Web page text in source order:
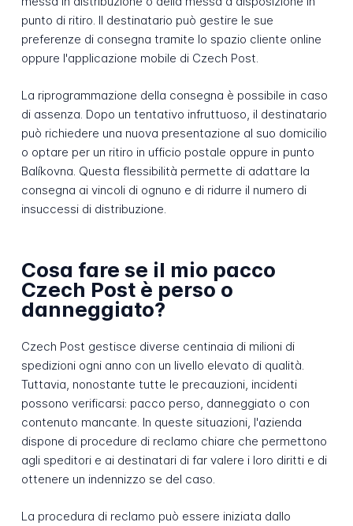
punto di ritiro. Il destinatario può gestire le sue
preferenze di consegna tramite lo spazio cliente online
oppure l'applicazione mobile di Czech Post.
La riprogrammazione della consegna è possibile in caso
di assenza. Dopo un tentativo infruttuoso, il destinatario
può richiedere una nuova presentazione al suo domicilio
o optare per un ritiro in ufficio postale oppure in punto
Balíkovna. Questa flessibilità permette di adattare la
consegna ai vincoli di ognuno e di ridurre il numero di
insuccessi di distribuzione.
Cosa fare se il mio pacco
Czech Post è perso o
danneggiato?
Czech Post gestisce diverse centinaia di milioni di
spedizioni ogni anno con un livello elevato di qualità.
Tuttavia, nonostante tutte le precauzioni, incidenti
possono verificarsi: pacco perso, danneggiato o con
contenuto mancante. In queste situazioni, l'azienda
dispone di procedure di reclamo chiare che permettono
agli speditori e ai destinatari di far valere i loro diritti e di
ottenere un indennizzo se del caso.
La procedura di reclamo può essere iniziata dallo